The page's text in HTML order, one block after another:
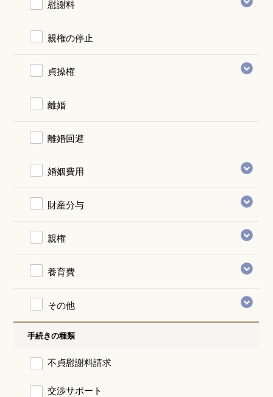
慰謝料
親権の停止
貞操権
離婚
離婚回避
婚姻費用
財産分与
親権
養育費
その他
手続きの種類
不貞慰謝料請求
交渉サポート